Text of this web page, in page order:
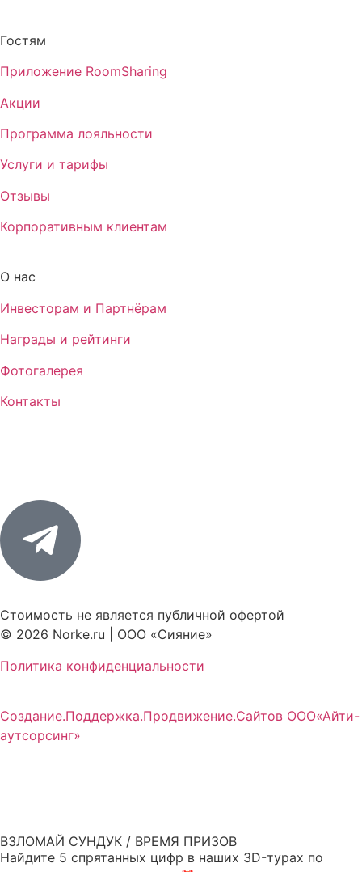
Гостям
Приложение RoomSharing
Акции
Программа лояльности
Услуги и тарифы
Отзывы
Корпоративным клиентам
О нас
Инвесторам и Партнёрам
Награды и рейтинги
Фотогалерея
Контакты
Стоимость не является публичной офертой
© 2026 Norke.ru | ООО «Сияние»
Политика конфиденциальности
Создание.Поддержка.Продвижение.Сайтов ООО«Айти-
аутсорсинг»
ВЗЛОМАЙ СУНДУК / ВРЕМЯ ПРИЗОВ
Найдите 5 спрятанных цифр в наших 3D-турах по